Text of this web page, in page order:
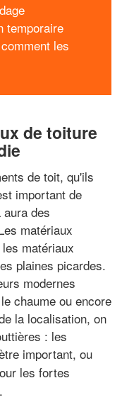
temporaire
les
de toiture
de toit, qu'ils
important de
des
matériaux
matériaux
plaines picardes.
modernes
chaume ou encore
la localisation, on
: les
important, ou
les fortes